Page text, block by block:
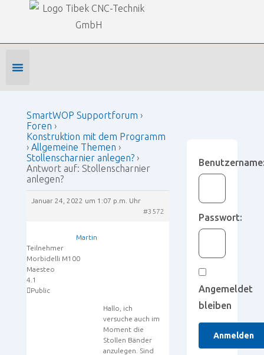
Our Forums
SmartWOP Supportforum ›
Foren ›
Konstruktion mit dem Programm
› Allgemeine Themen ›
Stollenscharnier anlegen? ›
Antwort auf: Stollenscharnier
anlegen?
Januar 24, 2022 um 1:07 p.m. Uhr
#3572
Martin
Teilnehmer
Morbidelli M100
Maesteo
4.1
Public
Hallo, ich
versuche auch im
Moment die
Stollen Bänder
anzulegen. Sind
Passwort:
Angemeldet
bleiben
Anmelden